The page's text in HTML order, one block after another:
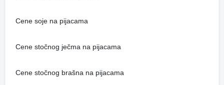
Cene soje na pijacama
Cene stočnog ječma na pijacama
Cene stočnog brašna na pijacama